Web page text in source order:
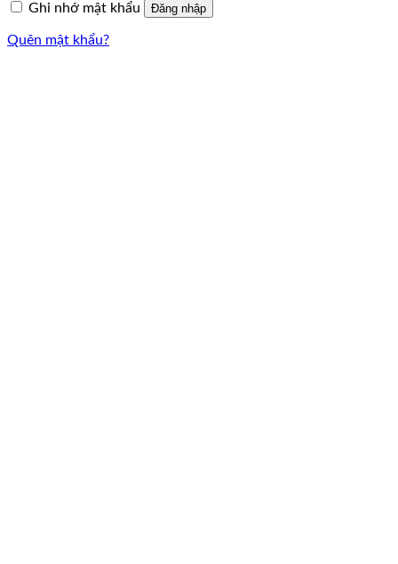
Ghi nhớ mật khẩu Đăng nhập
Quên mật khẩu?